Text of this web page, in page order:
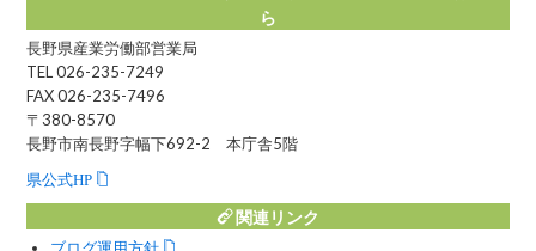
ら
長野県産業労働部営業局
TEL 026-235-7249
FAX 026-235-7496
〒380-8570
長野市南長野字幅下692-2 本庁舎5階
県公式HP
関連リンク
ブログ運用方針